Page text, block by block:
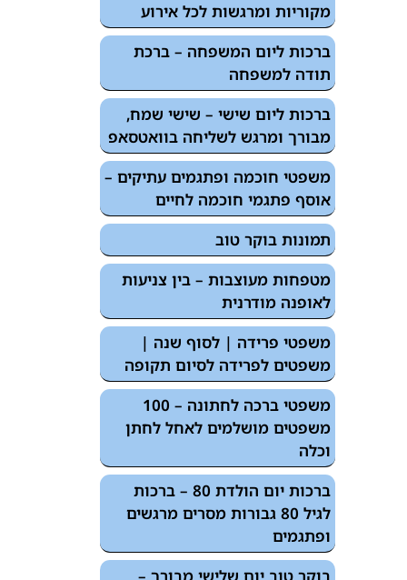
מקוריות ומרגשות לכל אירוע
ברכות ליום המשפחה – ברכת
תודה למשפחה
ברכות ליום שישי – שישי שמח,
מבורך ומרגש לשליחה בוואטסאפ
משפטי חוכמה ופתגמים עתיקים –
אוסף פתגמי חוכמה לחיים
תמונות בוקר טוב
מטפחות מעוצבות – בין צניעות
לאופנה מודרנית
משפטי פרידה | לסוף שנה |
משפטים לפרידה לסיום תקופה
משפטי ברכה לחתונה – 100
משפטים מושלמים לאחל לחתן
וכלה
ברכות יום הולדת 80 – ברכות
לגיל 80 גבורות מסרים מרגשים
ופתגמים